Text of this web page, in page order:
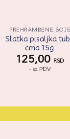
PREHRAMBENE BOJE
Slatka pisaljka
crna 15g.
125,00 RSD
- sa PDV